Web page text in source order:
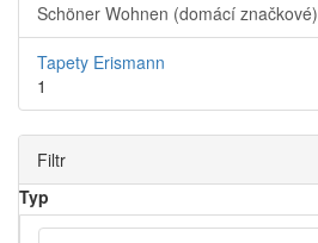
Schöner Wohnen (domácí značkové)
Tapety Erismann
1
Filtr
Typ